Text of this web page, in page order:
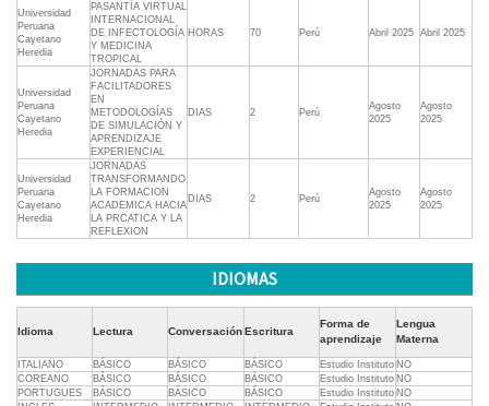
Universidad
Peruana
Cayetano
Heredia
PASANTÍA VIRTUAL
INTERNACIONAL
DE INFECTOLOGÍA
Y MEDICINA
TROPICAL
HORAS 70 Perú Abril 2025 Abril 2025
Universidad
Peruana
Cayetano
Heredia
JORNADAS PARA
FACILITADORES
EN
METODOLOGÍAS
DE SIMULACIÓN Y
APRENDIZAJE
EXPERIENCIAL
DIAS 2 Perú
Agosto
2025
Agosto
2025
Universidad
Peruana
Cayetano
Heredia
JORNADAS
TRANSFORMANDO
LA FORMACION
ACADEMICA HACIA
LA PRCATICA Y LA
REFLEXION
DIAS 2 Perú
Agosto
2025
Agosto
2025
IDIOMAS
Idioma Lectura ConversaciónEscritura
Forma de
aprendizaje
Lengua
Materna
ITALIANO BÁSICO BÁSICO BÁSICO Estudio Instituto NO
COREANO
BÁSICO BÁSICO BÁSICO Estudio Instituto NO
PORTUGUES
BÁSICO BÁSICO BÁSICO Estudio Instituto NO